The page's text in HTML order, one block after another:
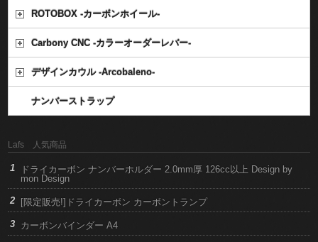
ROTOBOX -カーボンホイール-
Carbony CNC -カラーオーダーレバー-
デザインカウル -Arcobaleno-
ナンバーストラップ
Lafs 人気商品
ドライカーボン ナンバーホルダー 2.0mm厚 126cc以上 Design by
mon Design
[限定販売!]ドライカーボン カーボントランプ
カーボンバインダー A4